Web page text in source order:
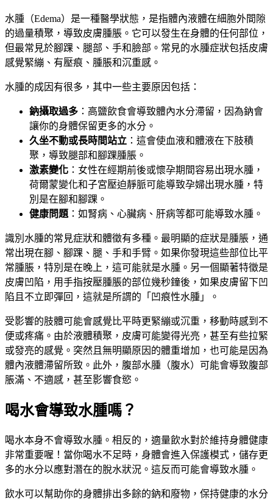
水腫（Edema）是一種醫學狀態，是指體內液體在細胞外間隙
的過量積聚，導致皮膚腫脹。它可以發生在身體的任何部位，
但最常見於腳踝、腿部、手和臉部。常見的水腫症狀包括皮膚
感覺緊繃、有壓痕、腫脹和沉重感。
水腫的成因有很多，其中一些主要原因包括：
鈉攝取過多 ：高鹽飲食會導致體內水分滯留，因為鈉會
讓你的身體保留更多的水分。
久坐不動或長時間站立 ：這會使血液和體液在下肢積
聚，導致腿部和腳踝腫脹。
激素變化 ：女性在經期前後或懷孕期間容易出現水腫，
荷爾蒙變化和子宮壓迫靜脈可能導致孕婦出現水腫，特
別是在腳和腳踝。
健康問題 ：如腎病、心臟病、肝病等都可能導致水腫。
識別水腫的常見症狀和體徵有多種。最明顯的症狀是腫脹，通
常出現在腳、腳踝、腿、手和手臂。如果你發現這些部位比平
常腫脹，特別是在晚上，這可能就是水腫。另一個顯著特徵是
皮膚凹陷，用手指按壓腫脹的部位幾秒鐘後，如果皮膚留下凹
陷且不立即彈回，這就是所謂的「凹痕性水腫」。
受影響的肢體可能會感覺比平時更緊繃或沉重，移動時感到不
便或疼痛。由於液體積聚，皮膚可能變得光亮，甚至有些拉緊
或發亮的感覺。突然且無明顯原因的體重增加，也可能是因為
體內液體滯留所致。此外，腹部水腫（腹水）可能會導致腹部
脹滿、不適感，甚至影響食慾。
喝水會導致水腫嗎？
喝水本身不會導致水腫。相反的，適量飲水對於維持身體健康
非常重要喔！當你喝水不足時，身體會進入保護模式，儲存更
多的水分以應對潛在的脫水狀況。這反而可能會導致水腫。
飲水可以幫助你的身體排出多餘的鈉和廢物，保持健康的水分